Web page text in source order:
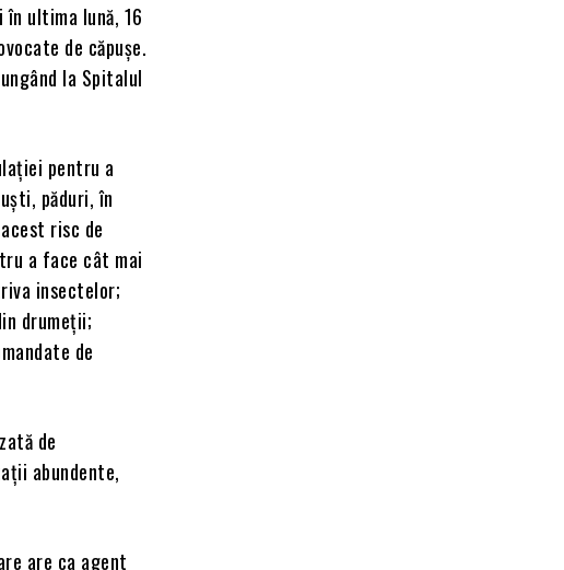
ultima lună, 16
de căpușe.
la Spitalul
pentru a
păduri, în
risc de
a face cât mai
insectelor;
drumeții;
de
de
abundente,
are ca agent